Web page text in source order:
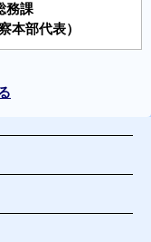
務課
本部代表）